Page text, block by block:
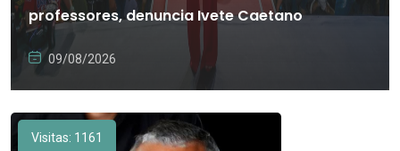
professores, denuncia Ivete Caetano
09/08/2026
Visitas: 1161